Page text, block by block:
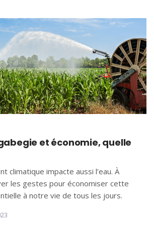
et économie, quelle
climatique impacte aussi l’eau. À
les gestes pour économiser cette
à notre vie de tous les jours.